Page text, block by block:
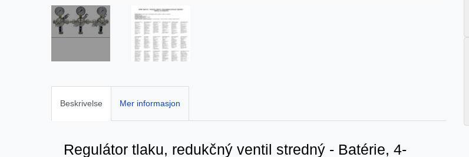
Beskrivelse Mer informasjon
Regulátor tlaku, redukčný ventil stredný - Batérie, 4-